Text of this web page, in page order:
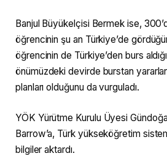
Banjul Büyükelçisi Bermek ise,
öğrencinin şu an Türkiye’de
öğrencinin de Türkiye’den burs
önümüzdeki devirde burstan
planları olduğunu da vurguladı.
YÖK Yürütme Kurulu Üyesi
Barrow’a, Türk yükseköğretim
bilgiler aktardı.